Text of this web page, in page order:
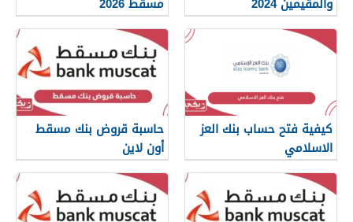
كيفية فتح حساب بنك العز
الاسلامي
حاسبة قروض بنك مسقط
أون لاين